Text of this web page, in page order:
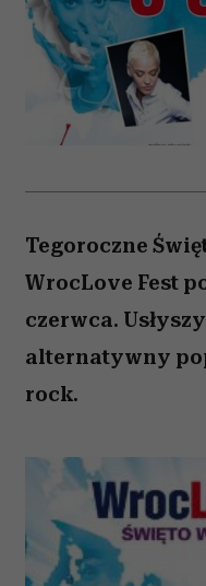
Tegoroczne
WrocLove Fest
czerwca.
alternatywny
rock.